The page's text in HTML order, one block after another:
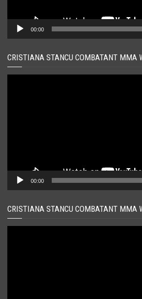
00:00
CRISTIANA STANCU COMBATANT MMA
00:00
CRISTIANA STANCU COMBATANT MMA